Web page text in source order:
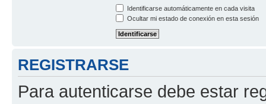
Identificarse automáticamente en cada visita
Ocultar mi estado de conexión en esta sesión
REGISTRARSE
Para autenticarse debe estar